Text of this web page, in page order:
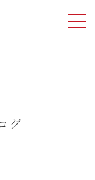
グ